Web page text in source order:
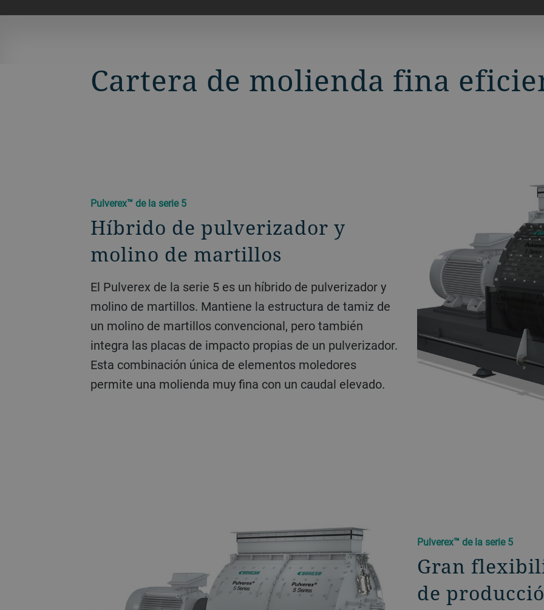
Cartera de molienda fina
Pulverex™ de la serie 5
Híbrido de pulverizador y
molino de martillos
El Pulverex de la serie 5 es un híbrido de pulverizador y
molino de martillos. Mantiene la estructura de tamiz de
un molino de martillos convencional, pero también
integra las placas de impacto propias de un pulverizador.
Esta combinación única de elementos moledores
permite una molienda muy fina con un caudal elevado.
Pulverex™ de la serie 5
Gran
de